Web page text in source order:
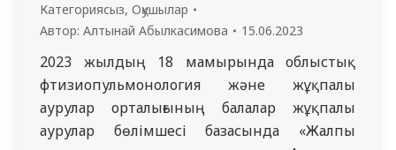
Категориясыз, Оқушылар
Автор: Алтынай Абылкасимова 15.06.2023
2023 жылдың 18 мамырында облыстық
фтизиопульмонология және жұқпалы
аурулар орталығының балалар жұқпалы
аурулар бөлімшесі базасында «Жалпы